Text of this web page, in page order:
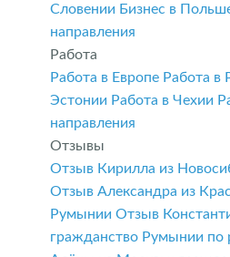
Словении Бизнес в
направления
Работа
Работа в Европе Работа в
Эстонии Работа в Чехии
направления
Отзывы
Отзыв Кирилла из
Отзыв Александра из
Румынии Отзыв
гражданство Румынии по